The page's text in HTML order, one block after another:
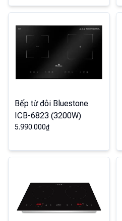
Bếp từ đôi Bluestone
ICB-6823 (3200W)
5.990.000₫